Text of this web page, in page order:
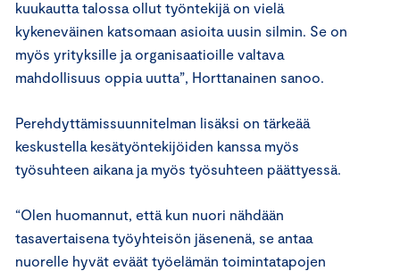
kuukautta talossa ollut työntekijä on vielä
kykeneväinen katsomaan asioita uusin silmin. Se on
myös yrityksille ja organisaatioille valtava
mahdollisuus oppia uutta”, Horttanainen sanoo.
Perehdyttämissuunnitelman lisäksi on tärkeää
keskustella kesätyöntekijöiden kanssa myös
työsuhteen aikana ja myös työsuhteen päättyessä.
“Olen huomannut, että kun nuori nähdään
tasavertaisena työyhteisön jäsenenä, se antaa
nuorelle hyvät eväät työelämän toimintatapojen